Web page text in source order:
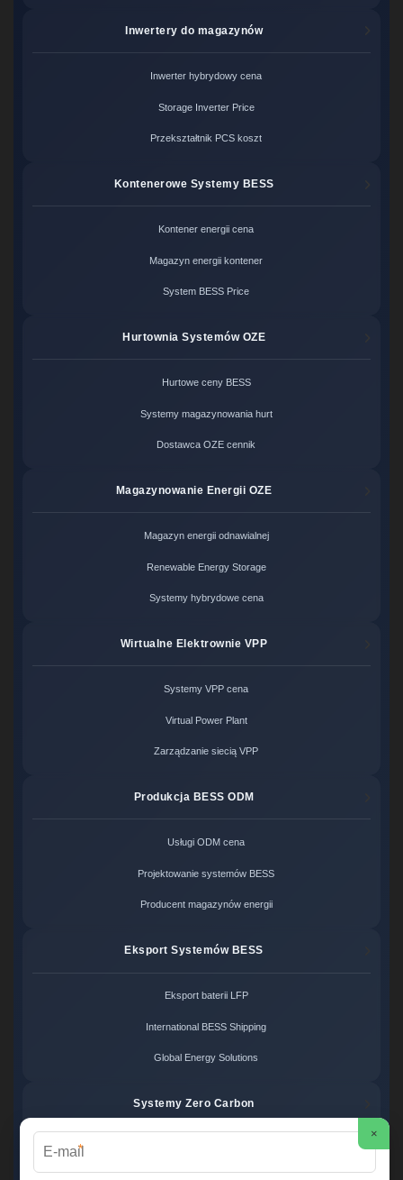
Inwertery do magazynów
Inwerter hybrydowy cena
Storage Inverter Price
Przekształtnik PCS koszt
Kontenerowe Systemy BESS
Kontener energii cena
Magazyn energii kontener
System BESS Price
Hurtownia Systemów OZE
Hurtowe ceny BESS
Systemy magazynowania hurt
Dostawca OZE cennik
Magazynowanie Energii OZE
Magazyn energii odnawialnej
Renewable Energy Storage
Systemy hybrydowe cena
Wirtualne Elektrownie VPP
Systemy VPP cena
Virtual Power Plant
Zarządzanie siecią VPP
Produkcja BESS ODM
Usługi ODM cena
Projektowanie systemów BESS
Producent magazynów energii
Eksport Systemów BESS
Eksport baterii LFP
International BESS Shipping
Global Energy Solutions
Systemy Zero Carbon
×
*